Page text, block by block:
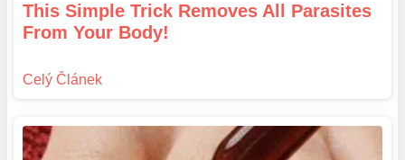
This Simple Trick Removes All Parasites
From Your Body!